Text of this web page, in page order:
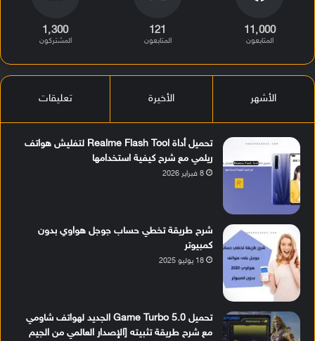
11٬000
المتابعون
121
المتابعون
1٬300
المشتركون
الأشهر الأخيرة تعليقات
تحميل أداة Realme Flash Tool لتفليش هواتف
ريلمي مع شرح كيفية استخدامها
8 فبراير 2026
شرح طريقة تخطي حساب جوجل هواوي بدون
كمبيوتر
18 يوليو 2025
تحميل Game Turbo 5.0 الجديد لهواتف شاومي
مع شرح طريقة تثبيته [الإصدار العالمي من الجيم